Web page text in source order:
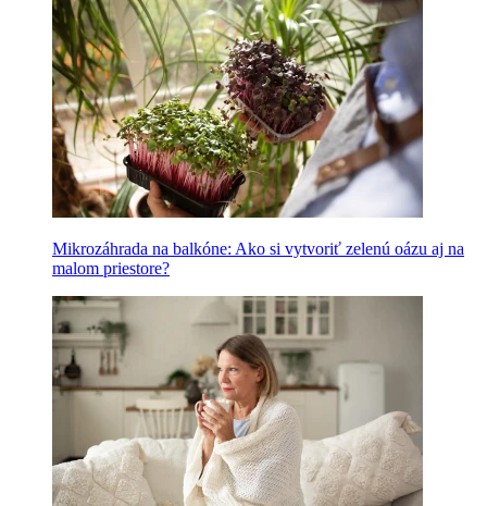
Mikrozáhrada na balkóne: Ako si vytvoriť zelenú oázu aj na
malom priestore?